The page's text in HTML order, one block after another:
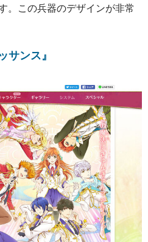
。この兵器のデザインが非常
サンス』